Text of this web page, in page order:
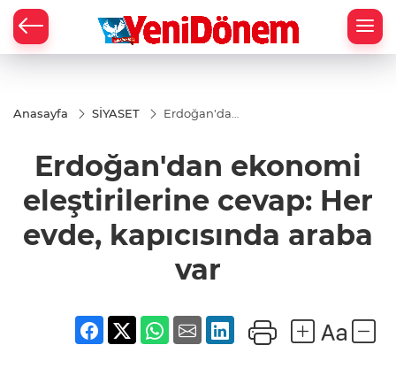
Anasayfa SİYASET
Erdoğan'dan
cevap: Her
evde,
araba var
Erdoğan'dan ekonomi
eleştirilerine cevap: Her
evde, kapıcısında araba
var